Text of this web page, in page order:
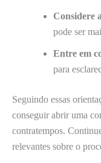
Considere
pode ser
Entre em
para
Seguindo essas
conseguir abrir uma
contratempos.
relevantes sobre o